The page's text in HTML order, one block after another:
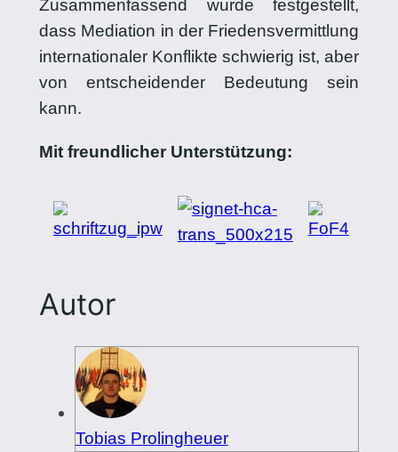
Zusammenfassend wurde festgestellt,
dass Mediation in der Friedensvermittlung
internationaler Konflikte schwierig ist, aber
von entscheidender Bedeutung sein
kann.
Mit freundlicher Unterstützung:
Autor
Tobias Prolingheuer